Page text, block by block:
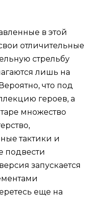
в этой
отличительные
стрельбу
лишь на
что под
героев, а
множество
тактики и
подвести
запускается
еще на